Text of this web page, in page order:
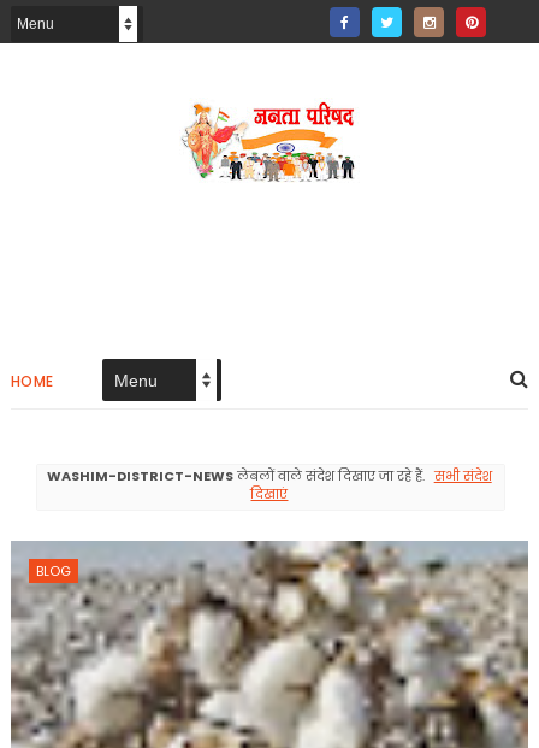
HOME
WASHIM-DISTRICT-NEWSलेबलों वाले संदेश दिखाए जा रहे हैं. सभी संदेश
दिखाएं
BLOG